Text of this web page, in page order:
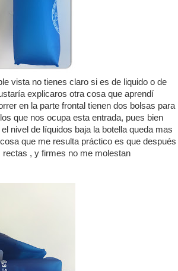
vista no tienes claro si es de liquido o de
explicaros otra cosa que aprendí
en la parte frontal tienen dos bolsas para
que nos ocupa esta entrada, pues bien
nivel de líquidos baja la botella queda mas
que me resulta práctico es que después
, y firmes no me molestan